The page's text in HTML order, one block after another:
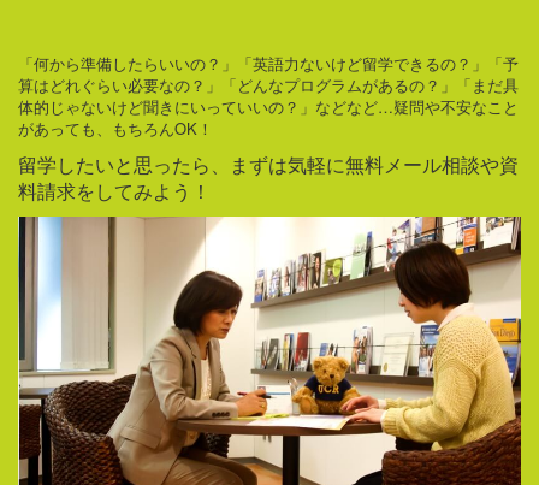
「何から準備したらいいの？」「英語力ないけど留学できるの？」「予
算はどれぐらい必要なの？」「どんなプログラムがあるの？」「まだ具
体的じゃないけど聞きにいっていいの？」などなど…疑問や不安なこと
があっても、もちろんOK！
留学したいと思ったら、まずは気軽に無料メール相談や資
料請求をしてみよう！